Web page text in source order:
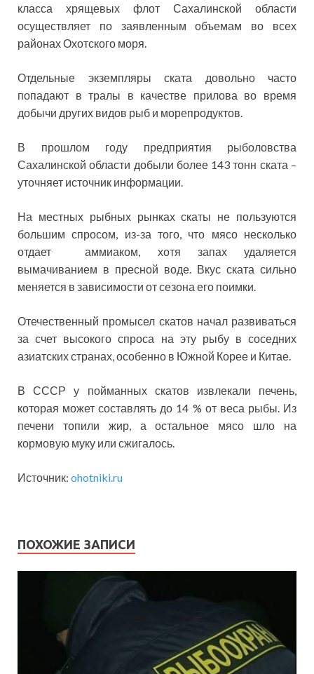
класса хрящевых флот Сахалинской области
осуществляет по заявленным объемам во всех
районах Охотского моря.
Отдельные экземпляры ската довольно часто
попадают в тралы в качестве прилова во время
добычи других видов рыб и морепродуктов.
В прошлом году предприятия рыболовства
Сахалинской области добыли более 143 тонн ската –
уточняет источник информации.
На местных рыбных рынках скаты не пользуются
большим спросом, из-за того, что мясо несколько
отдает аммиаком, хотя запах удаляется
вымачиванием в пресной воде. Вкус ската сильно
меняется в зависимости от сезона его поимки.
Отечественный промысел скатов начал развиваться
за счет высокого спроса на эту рыбу в соседних
азиатских странах, особенно в Южной Корее и Китае.
В СССР у пойманных скатов извлекали печень,
которая может составлять до 14 % от веса рыбы. Из
печени топили жир, а остальное мясо шло на
кормовую муку или сжигалось.
Источник: ohotniki.ru
ПОХОЖИЕ ЗАПИСИ